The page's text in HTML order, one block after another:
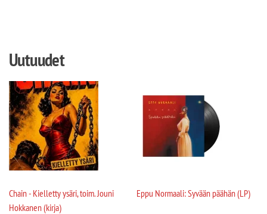
Uutuudet
Chain - Kielletty ysäri, toim. Jouni
Hokkanen (kirja)
Eppu Normaali: Syvään päähän (LP)